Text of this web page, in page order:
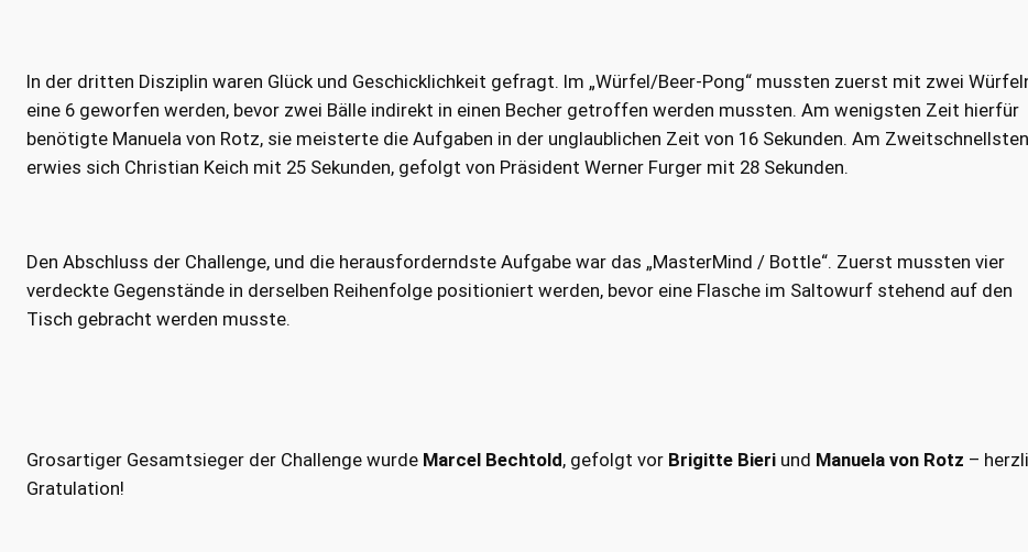
In der dritten Disziplin waren Glück und Geschicklichkeit gefragt. Im „Würfel/Beer-Pong“ mussten zuerst mit zwei
eine 6 geworfen werden, bevor zwei Bälle indirekt in einen Becher getroffen werden mussten. Am wenigsten Zeit hierfür
benötigte Manuela von Rotz, sie meisterte die Aufgaben in der unglaublichen Zeit von 16 Sekunden. Am Zweitschnellsten
erwies sich Christian Keich mit 25 Sekunden, gefolgt von Präsident Werner Furger mit 28 Sekunden.
Den Abschluss der Challenge, und die herausforderndste Aufgabe war das „MasterMind / Bottle“. Zuerst mussten vier
verdeckte Gegenstände in derselben Reihenfolge positioniert werden, bevor eine Flasche im Saltowurf stehend auf den
Tisch gebracht werden musste.
Grosartiger Gesamtsieger der Challenge wurde Marcel Bechtold, gefolgt vor Brigitte Bieri und Manuela von Rotz –
Gratulation!